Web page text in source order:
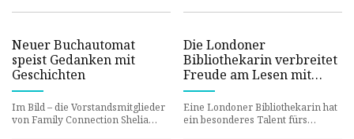
Neuer Buchautomat
speist Gedanken mit
Geschichten
Im Bild – die Vorstandsmitglieder
von Family Connection Shelia
Die Londoner
Bibliothekarin verbreitet
Freude am Lesen mit
ihrer Leidenschaft für
Mode
Eine Londoner Bibliothekarin hat
ein besonderes Talent fürs